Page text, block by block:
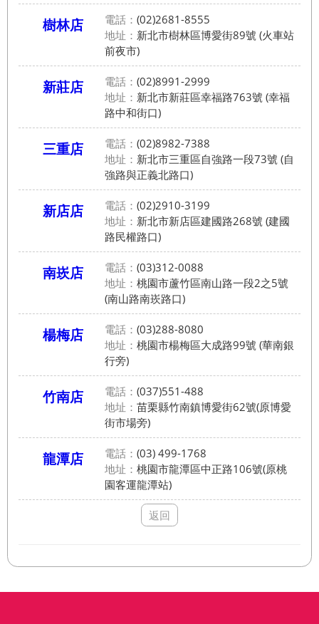
樹林店 電話： (02)2681-8555
地址： 新北市樹林區博愛街89號 (火車站
前夜市)
新莊店 電話： (02)8991-2999
地址： 新北市新莊區幸福路763號 (幸福
路中和街口)
三重店 電話： (02)8982-7388
地址： 新北市三重區自強路一段73號 (自
強路與正義北路口)
新店店 電話： (02)2910-3199
地址： 新北市新店區建國路268號 (建國
路民權路口)
南崁店 電話： (03)312-0088
地址： 桃園市蘆竹區南山路一段2之5號
(南山路南崁路口)
楊梅店 電話： (03)288-8080
地址： 桃園市楊梅區大成路99號 (華南銀
行旁)
竹南店 電話： (037)551-488
地址： 苗栗縣竹南鎮博愛街62號(原博愛
街市場旁)
龍潭店 電話： (03) 499-1768
地址： 桃園市龍潭區中正路106號(原桃
園客運龍潭站)
返回